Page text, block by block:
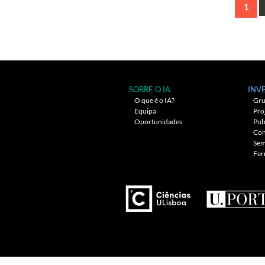
Navegação
1
SOBRE O IA
O que é o IA?
Equipa
Oportunidades